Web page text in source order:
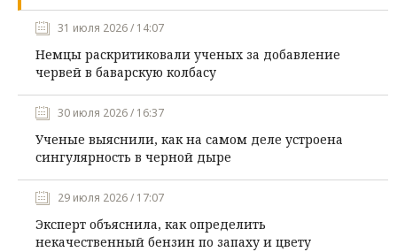
31 июля 2026 / 14:07
Немцы раскритиковали ученых за добавление
червей в баварскую колбасу
30 июля 2026 / 16:37
Ученые выяснили, как на самом деле устроена
сингулярность в черной дыре
29 июля 2026 / 17:07
Эксперт объяснила, как определить
некачественный бензин по запаху и цвету